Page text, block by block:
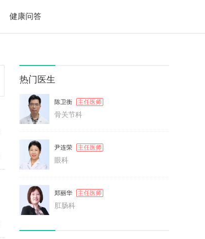
健康问答
热门医生
陈卫衡 主任医师
骨关节科
尹连荣 主任医师
眼科
郑丽华 主任医师
肛肠科